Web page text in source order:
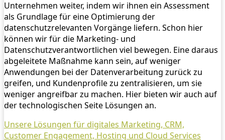
Unternehmen weiter, indem wir ihnen ein Assessment
als Grundlage für eine Optimierung der
datenschutzrelevanten Vorgänge liefern. Schon hier
können wir für die Marketing- und
Datenschutzverantwortlichen viel bewegen. Eine daraus
abgeleitete Maßnahme kann sein, auf weniger
Anwendungen bei der Datenverarbeitung zurück zu
greifen, und Kundenprofile zu zentralisieren, um sie
weniger angreifbar zu machen. Hier bieten wir auch auf
der technologischen Seite Lösungen an.
Unsere Lösungen für digitales Marketing, CRM,
Customer Engagement, Hosting und Cloud Services